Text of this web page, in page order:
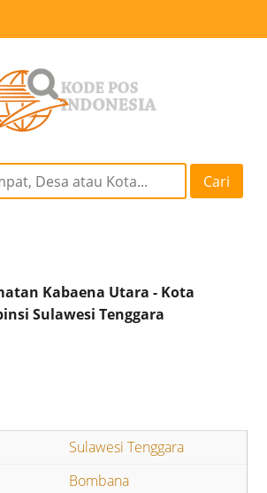
Cari
Kabaena Utara - Kota
Sulawesi Tenggara
Sulawesi Tenggara
Bombana